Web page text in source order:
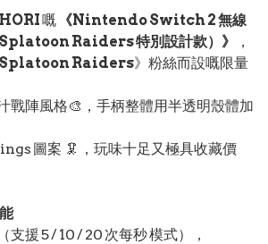
HORI嘅 《Nintendo Switch 2 無線
Raiders 特別設計款）》
，
Splatoon Raiders》粉絲而設嘅限量
戰陣風格🎨，手柄整體用半透明殼體加
圖案 🦑，玩味十足又極具收藏價
援 5 / 10 / 20 次每秒 模式），